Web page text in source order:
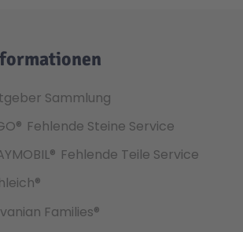
Sammlung
Fehlende Steine Service
Fehlende Teile Service
Families®